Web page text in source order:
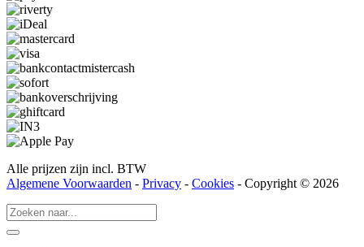
Alle prijzen zijn incl. BTW
Algemene Voorwaarden - Privacy - Cookies - Copyright © 2026